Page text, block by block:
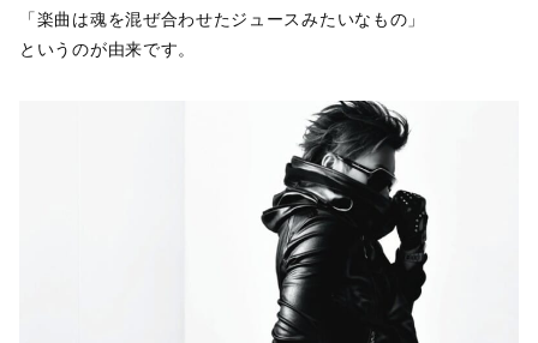
「楽曲は魂を混ぜ合わせたジュースみたいなもの」
というのが由来です。